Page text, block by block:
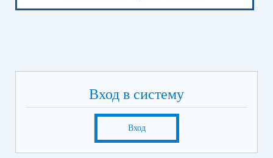
Вход в систему
Вход